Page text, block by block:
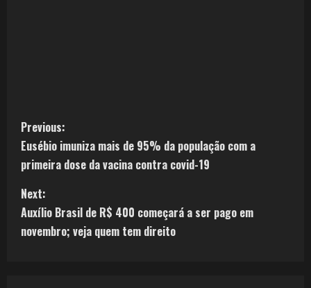
Previous:
Eusébio imuniza mais de 95% da população com a
primeira dose da vacina contra covid-19
Next:
Auxílio Brasil de R$ 400 começará a ser pago em
novembro; veja quem tem direito